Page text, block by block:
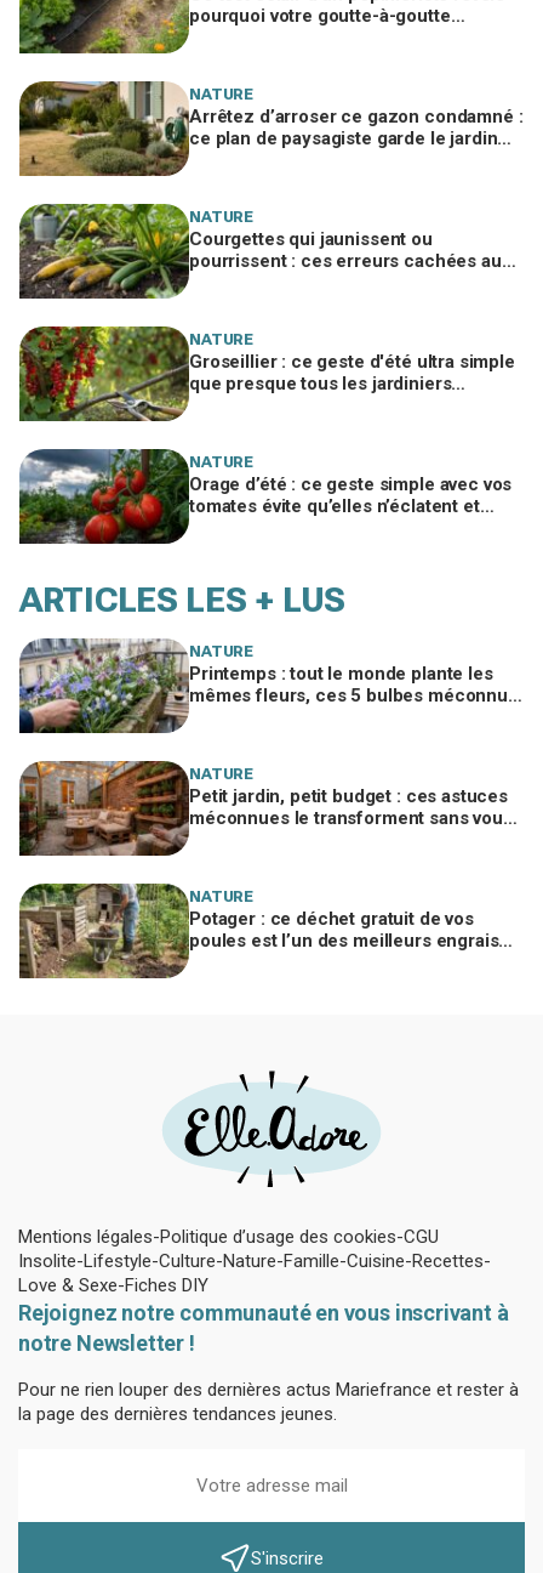
pourquoi votre goutte-à-goutte
NATURE
Arrêtez d’arroser ce gazon condamné :
ce plan de paysagiste garde le jardin
NATURE
Courgettes qui jaunissent ou
pourrissent : ces erreurs cachées au
NATURE
Groseillier : ce geste d'été ultra simple
que presque tous les jardiniers
NATURE
Orage d’été : ce geste simple avec vos
tomates évite qu’elles n’éclatent et
ARTICLES LES + LUS
NATURE
Printemps : tout le monde plante les
mêmes fleurs, ces 5 bulbes méconnus
NATURE
Petit jardin, petit budget : ces astuces
méconnues le transforment sans vous
NATURE
Potager : ce déchet gratuit de vos
poules est l’un des meilleurs engrais
Mentions légales Politique d’usage des cookies CGU
Insolite Lifestyle Culture Nature Famille Cuisine Recettes
Love & Sexe Fiches DIY
Rejoignez notre communauté en vous inscrivant à
notre Newsletter !
Pour ne rien louper des dernières actus Mariefrance et rester à
la page des dernières tendances jeunes.
S'inscrire